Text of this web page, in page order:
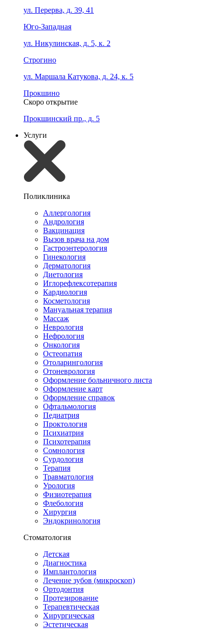
ул. Перерва, д. 39, 41
Юго-Западная
ул. Никулинская, д. 5, к. 2
Строгино
ул. Маршала Катукова, д. 24, к. 5
Прокшино
Скоро открытие
Прокшинский пр., д. 5
Услуги
Поликлиника
Аллергология
Андрология
Вакцинация
Вызов врача на дом
Гастроэнтерология
Гинекология
Дерматология
Диетология
Иглорефлексотерапия
Кардиология
Косметология
Мануальная терапия
Массаж
Неврология
Нефрология
Онкология
Остеопатия
Отоларингология
Отоневрология
Оформление больничного листа
Оформление карт
Оформление справок
Офтальмология
Педиатрия
Проктология
Психиатрия
Психотерапия
Сомнология
Сурдология
Терапия
Травматология
Урология
Физиотерапия
Флебология
Хирургия
Эндокринология
Стоматология
Детская
Диагностика
Имплантология
Лечение зубов (микроскоп)
Ортодонтия
Протезирование
Терапевтическая
Хирургическая
Эстетическая